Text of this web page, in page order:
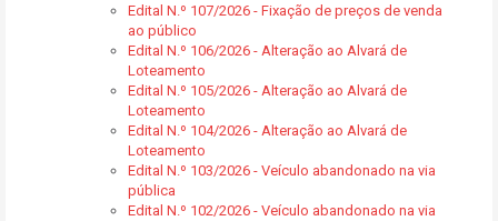
Edital N.º 107/2026 - Fixação de preços de venda
ao público
Edital N.º 106/2026 - Alteração ao Alvará de
Loteamento
Edital N.º 105/2026 - Alteração ao Alvará de
Loteamento
Edital N.º 104/2026 - Alteração ao Alvará de
Loteamento
Edital N.º 103/2026 - Veículo abandonado na via
pública
Edital N.º 102/2026 - Veículo abandonado na via